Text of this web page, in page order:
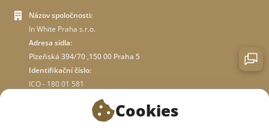
Názov spoločnosti:
In White Praha s.r.o.
Adresa sídla:
Plzeňská 394/70 ,150 00 Praha 5
Identifikační číslo:
ICO - 180 01 581
Cookies